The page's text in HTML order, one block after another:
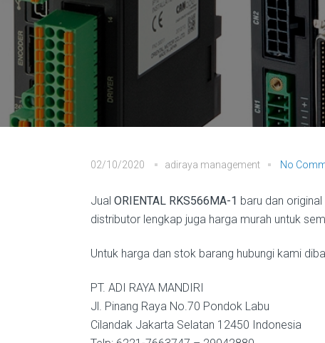
02/10/2020 adiraya management No
Jual ORIENTAL RKS566MA-1 baru dan
distributor lengkap juga harga murah untuk
Untuk harga dan stok barang hubungi kami
PT. ADI RAYA MANDIRI
Jl. Pinang Raya No.70 Pondok Labu
Cilandak Jakarta Selatan 12450 Indonesia